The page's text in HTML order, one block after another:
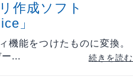
作成ソフト
」
機能をつけたものに変換。
...
続きを読む